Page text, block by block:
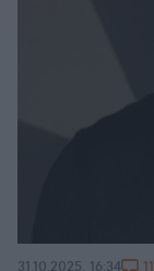
31.10.2025, 16:34 11